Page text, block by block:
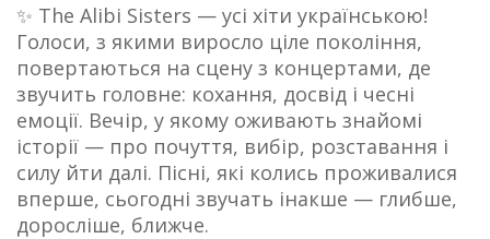
✨ The Alibi Sisters — усі хіти українською!
Голоси, з якими виросло ціле покоління,
повертаються на сцену з концертами, де
звучить головне: кохання, досвід і чесні
емоції. Вечір, у якому оживають знайомі
історії — про почуття, вибір, розставання і
силу йти далі. Пісні, які колись проживалися
вперше, сьогодні звучать інакше — глибше,
доросліше, ближче.